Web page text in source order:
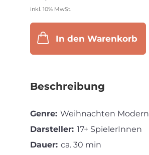
inkl. 10% MwSt.
In den Warenkorb
Beschreibung
Genre: Weihnachten Modern
Darsteller: 17+ SpielerInnen
Dauer: ca. 30 min